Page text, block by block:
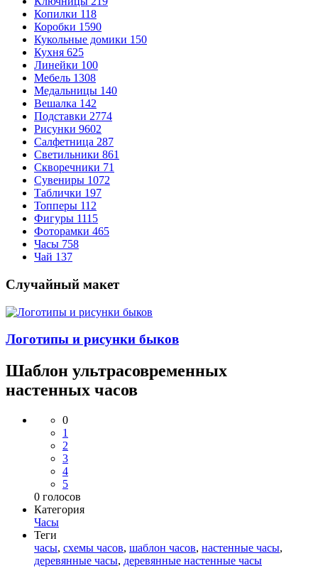
Копилки 118
Коробки 1590
Кукольные домики 150
Кухня 625
Линейки 100
Мебель 1308
Медальницы 140
Вешалка 142
Подставки 2774
Рисунки 9602
Салфетница 287
Светильники 861
Скворечники 71
Сувениры 1072
Таблички 197
Топперы 112
Фигуры 1115
Фоторамки 465
Часы 758
Чай 137
Случайный макет
Логотипы и рисунки быков
Шаблон ультрасовременных
настенных часов
0
1
2
3
4
5
0 голосов
Категория
Часы
Теги
часы, схемы часов, шаблон часов, настенные часы,
деревянные часы, деревянные настенные часы